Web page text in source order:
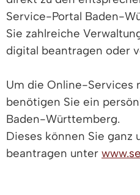
Service-Portal Baden-
Sie zahlreiche
digital beantragen oder
Um die Online-Services
benötigen Sie ein
Baden-Württemberg.
Dieses können Sie ganz
beantragen unter